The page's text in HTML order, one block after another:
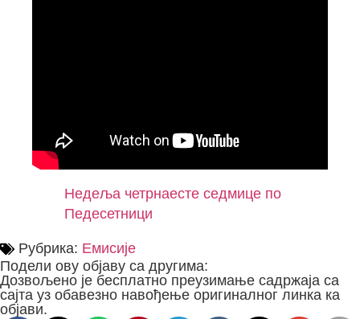
Недеља четрнаесте седмице по
Педесетници
Рубрика: Емисије
Подели ову објаву са другима:
Дозвољено је бесплатно преузимање садржаја са
сајта уз обавезно навођење оригиналног линка ка
објави.